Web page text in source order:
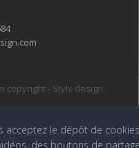
acceptez le dépôt de
des boutons de
copyright - Stylx design